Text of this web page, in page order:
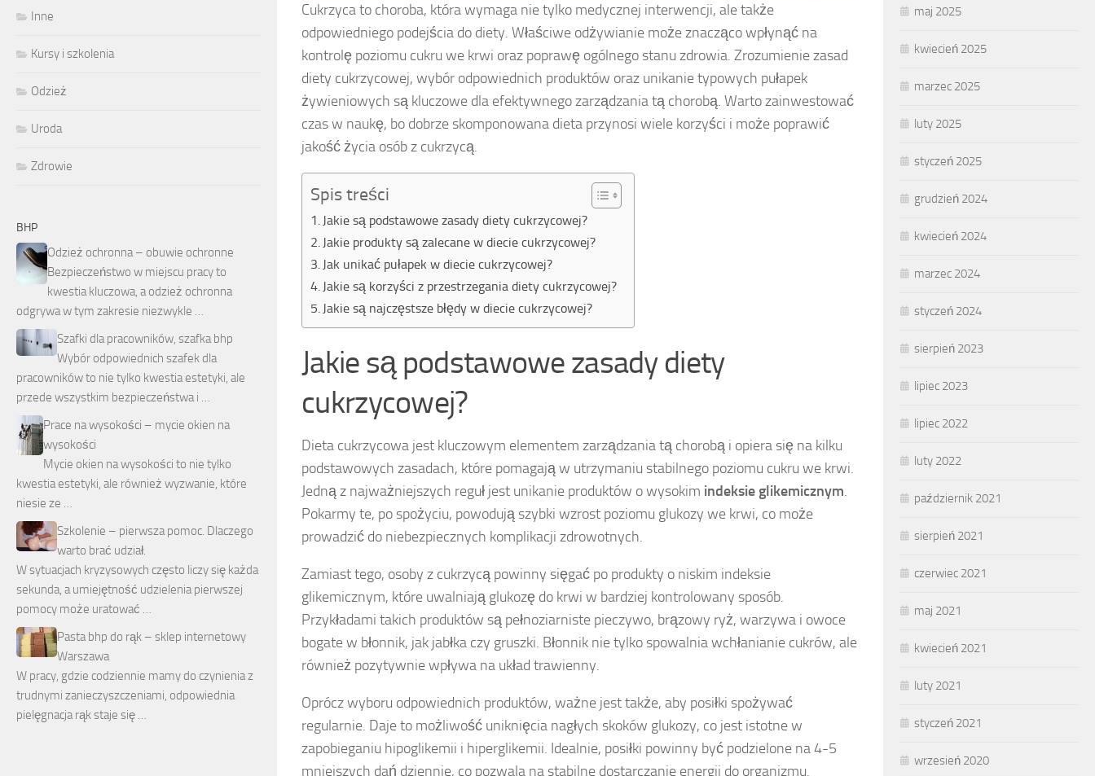
Cukrzyca to choroba, która wymaga nie tylko medycznej interwencji, ale także
odpowiedniego podejścia do diety. Właściwe odżywianie może znacząco wpłynąć na
kontrolę poziomu cukru we krwi oraz poprawę ogólnego stanu zdrowia. Zrozumienie zasad
diety cukrzycowej, wybór odpowiednich produktów oraz unikanie typowych pułapek
żywieniowych są kluczowe dla efektywnego zarządzania tą chorobą. Warto zainwestować
czas w naukę, bo dobrze skomponowana dieta przynosi wiele korzyści i może poprawić
jakość życia osób z cukrzycą.
Spis treści
Jakie są podstawowe zasady diety cukrzycowej?
Jakie produkty są zalecane w diecie cukrzycowej?
Jak unikać pułapek w diecie cukrzycowej?
Jakie są korzyści z przestrzegania diety cukrzycowej?
Jakie są najczęstsze błędy w diecie cukrzycowej?
Jakie są podstawowe zasady diety
cukrzycowej?
Dieta cukrzycowa jest kluczowym elementem zarządzania tą chorobą i opiera się na kilku
podstawowych zasadach, które pomagają w utrzymaniu stabilnego poziomu cukru we krwi.
Jedną z najważniejszych reguł jest unikanie produktów o wysokim indeksie glikemicznym.
Pokarmy te, po spożyciu, powodują szybki wzrost poziomu glukozy we krwi, co może
prowadzić do niebezpiecznych komplikacji zdrowotnych.
Zamiast tego, osoby z cukrzycą powinny sięgać po produkty o niskim indeksie
glikemicznym, które uwalniają glukozę do krwi w bardziej kontrolowany sposób.
Przykładami takich produktów są pełnoziarniste pieczywo, brązowy ryż, warzywa i owoce
bogate w błonnik, jak jabłka czy gruszki. Błonnik nie tylko spowalnia wchłanianie cukrów, ale
również pozytywnie wpływa na układ trawienny.
Oprócz wyboru odpowiednich produktów, ważne jest także, aby posiłki spożywać
regularnie. Daje to możliwość uniknięcia nagłych skoków glukozy, co jest istotne w
zapobieganiu hipoglikemii i hiperglikemii. Idealnie, posiłki powinny być podzielone na 4-5
mniejszych dań dziennie, co pozwala na stabilne dostarczanie energii do organizmu.
Inne
Kursy i szkolenia
Odzież
Uroda
Zdrowie
BHP
Odzież ochronna – obuwie ochronne
Bezpieczeństwo w miejscu pracy to
kwestia kluczowa, a odzież ochronna
odgrywa w tym zakresie niezwykle …
Szafki dla pracowników, szafka bhp
Wybór odpowiednich szafek dla
pracowników to nie tylko kwestia estetyki, ale
przede wszystkim bezpieczeństwa i …
Prace na wysokości – mycie okien na
wysokości
Mycie okien na wysokości to nie tylko
kwestia estetyki, ale również wyzwanie, które
niesie ze …
Szkolenie – pierwsza pomoc. Dlaczego
warto brać udział.
W sytuacjach kryzysowych często liczy się każda
sekunda, a umiejętność udzielenia pierwszej
pomocy może uratować …
Pasta bhp do rąk – sklep internetowy
Warszawa
W pracy, gdzie codziennie mamy do czynienia z
trudnymi zanieczyszczeniami, odpowiednia
pielęgnacja rąk staje się …
maj 2025
kwiecień 2025
marzec 2025
luty 2025
styczeń 2025
grudzień 2024
kwiecień 2024
marzec 2024
styczeń 2024
sierpień 2023
lipiec 2023
lipiec 2022
luty 2022
październik 2021
sierpień 2021
czerwiec 2021
maj 2021
kwiecień 2021
luty 2021
styczeń 2021
wrzesień 2020